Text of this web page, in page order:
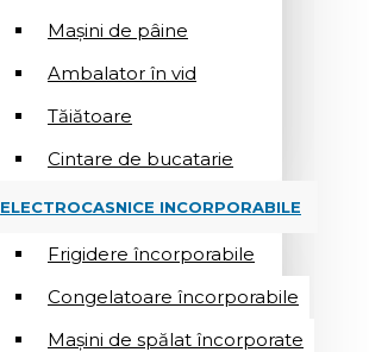
Mașini de pâine
Ambalator în vid
Tăiătoare
Cintare de bucatarie
ELECTROCASNICE INCORPORABILE
Frigidere încorporabile
Congelatoare încorporabile
Mașini de spălat încorporate